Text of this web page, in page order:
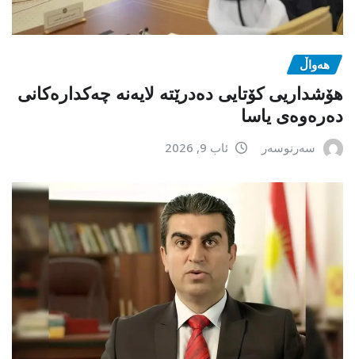
هەواڵ
هۆشداریی کۆتایی دەدرێتە لایەنە چەکدارەکانی
دەرەوەی یاسا
سەرنوسەر ئاب 9, 2026